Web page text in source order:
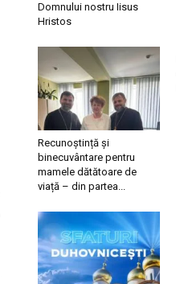
Domnului nostru Iisus
Hristos
Recunoștință și
binecuvântare pentru
mamele dătătoare de
viață – din partea...